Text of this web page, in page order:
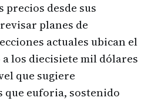
desde sus
planes de
actuales ubican el
los diecisiete mil dólares
que sugiere
que euforia, sostenido